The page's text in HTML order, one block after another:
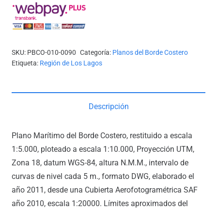
cantidad
SKU: PBCO-010-0090 Categoría: Planos del Borde Costero
Etiqueta: Región de Los Lagos
Descripción
Plano Marítimo del Borde Costero, restituido a escala
1:5.000, ploteado a escala 1:10.000, Proyección UTM,
Zona 18, datum WGS-84, altura N.M.M., intervalo de
curvas de nivel cada 5 m., formato DWG, elaborado el
año 2011, desde una Cubierta Aerofotogramétrica SAF
año 2010, escala 1:20000. Límites aproximados del